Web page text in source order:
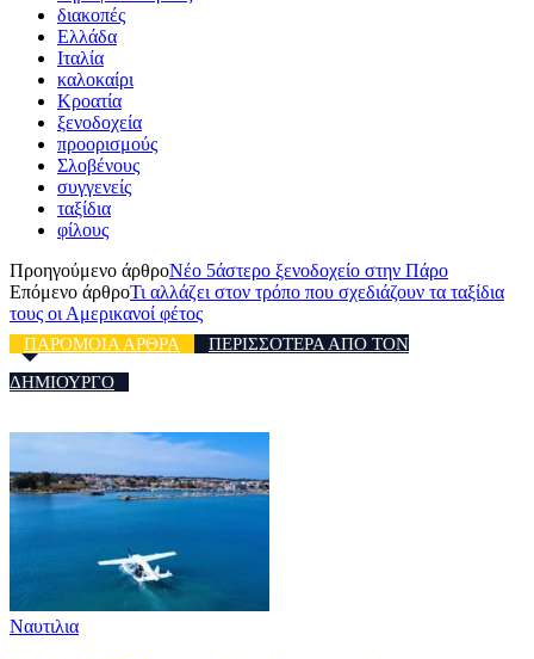
διακοπές
Ελλάδα
Ιταλία
καλοκαίρι
Κροατία
ξενοδοχεία
προορισμούς
Σλοβένους
συγγενείς
ταξίδια
φίλους
Προηγούμενο άρθροΝέο 5άστερο ξενοδοχείο στην Πάρο
Επόμενο άρθροΤι αλλάζει στον τρόπο που σχεδιάζουν τα ταξίδια
τους οι Αμερικανοί φέτος
ΠΑΡΟΜΟΙΑ ΑΡΘΡΑ
ΠΕΡΙΣΣΟΤΕΡΑ ΑΠΟ ΤΟΝ
ΔΗΜΙΟΥΡΓΟ
Ναυτιλια